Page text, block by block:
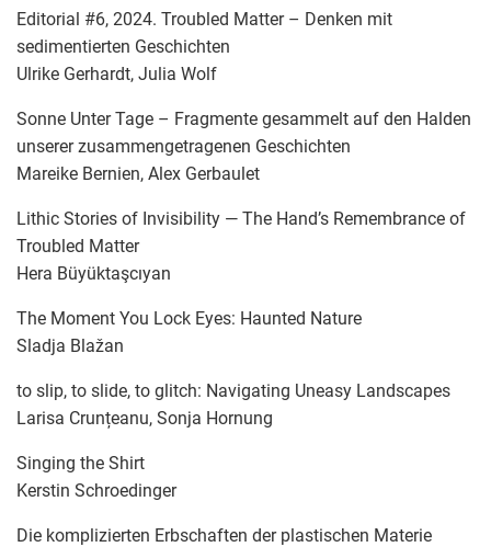
Editorial #6, 2024. Troubled Matter – Denken mit
sedimentierten Geschichten
Ulrike Gerhardt, Julia Wolf
Sonne Unter Tage – Fragmente gesammelt auf den Halden
unserer zusammengetragenen Geschichten
Mareike Bernien, Alex Gerbaulet
Lithic Stories of Invisibility — The Hand’s Remembrance of
Troubled Matter
Hera Büyüktaşcıyan
The Moment You Lock Eyes: Haunted Nature
Sladja Blažan
to slip, to slide, to glitch: Navigating Uneasy Landscapes
Larisa Crunțeanu, Sonja Hornung
Singing the Shirt
Kerstin Schroedinger
Die komplizierten Erbschaften der plastischen Materie